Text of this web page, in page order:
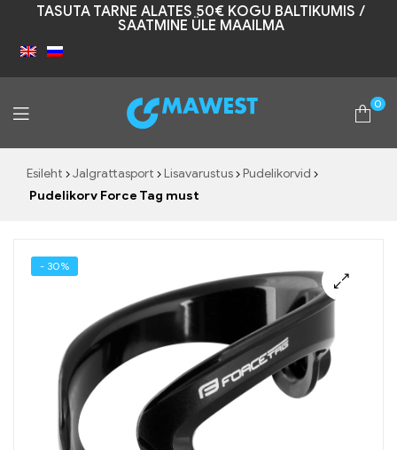
TASUTA TARNE ALATES 50€ KOGU BALTIKUMIS /
SAATMINE ÜLE MAAILMA
Mawest
0
Esileht Jalgrattasport Lisavarustus
Pudelikorvid
Pudelikorv Force Tag must
- 30%